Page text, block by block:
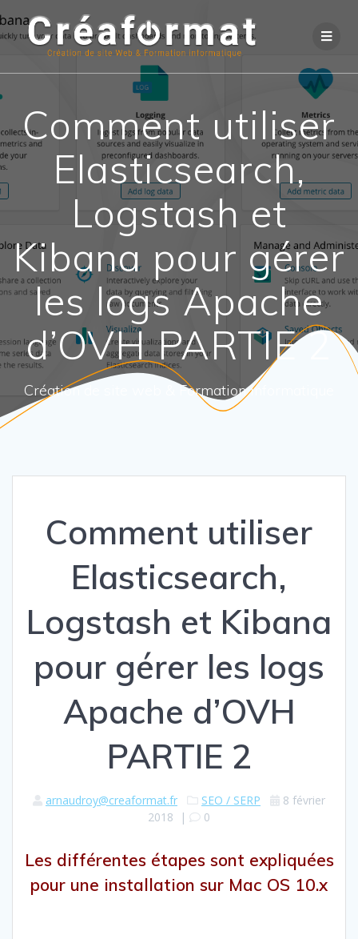
Comment utiliser
Elasticsearch,
Logstash et
Kibana pour gérer
les logs Apache
d’OVH PARTIE 2
Création de site web & Formation informatique
Comment utiliser
Elasticsearch,
Logstash et Kibana
pour gérer les logs
Apache d’OVH
PARTIE 2
arnaudroy@creaformat.fr SEO / SERP
8 février
2018 | 0
Les différentes étapes sont expliquées
pour une installation sur Mac OS 10.x